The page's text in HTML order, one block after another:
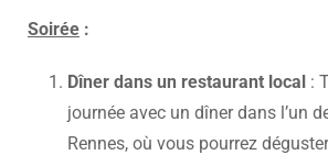
Soirée :
Dîner dans un restaurant local :
journée avec un dîner dans l’un
Rennes, où vous pourrez